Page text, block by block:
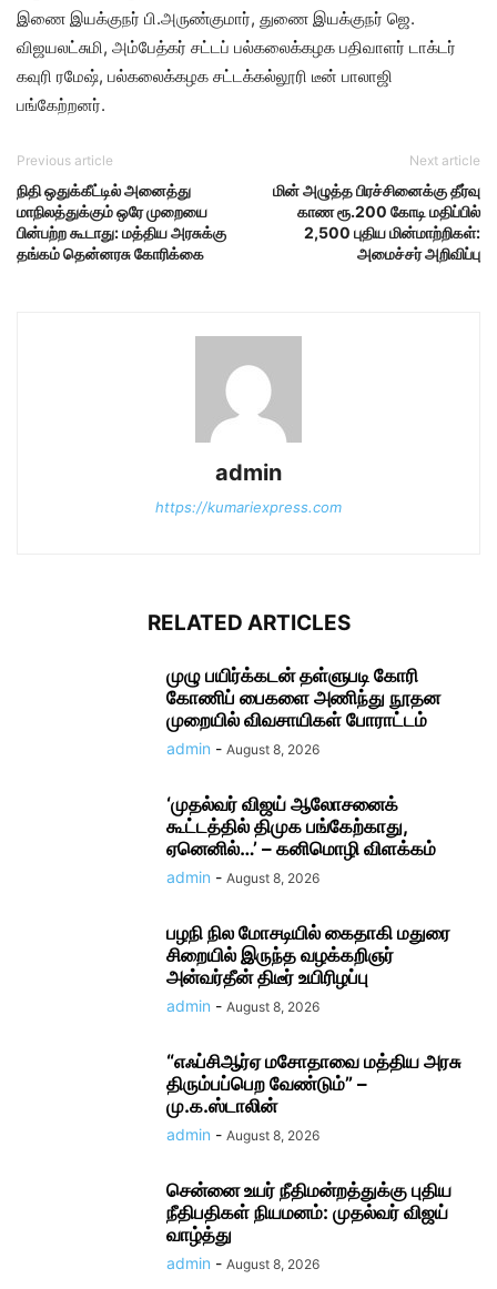
இணை இயக்குநர் பி.அருண்குமார், துணை இயக்குநர் ஜெ.
விஜயலட்சுமி, அம்பேத்கர் சட்டப் பல்கலைக்கழக பதிவாளர் டாக்டர்
கவுரி ரமேஷ், பல்கலைக்கழக சட்டக்கல்லூரி டீன் பாலாஜி
பங்கேற்றனர்.
Previous article
நிதி ஒதுக்கீட்டில் அனைத்து
மாநிலத்துக்கும் ஒரே முறையை
பின்பற்ற கூடாது: மத்திய அரசுக்கு
தங்கம் தென்னரசு கோரிக்கை
Next article
மின் அழுத்த பிரச்சினைக்கு தீர்வு
காண ரூ.200 கோடி மதிப்பில்
2,500 புதிய மின்மாற்றிகள்:
அமைச்சர் அறிவிப்பு
admin
https://kumariexpress.com
RELATED ARTICLES
முழு பயிர்க்கடன் தள்ளுபடி கோரி
கோணிப் பைகளை அணிந்து நூதன
முறையில் விவசாயிகள் போராட்டம்
admin - August 8, 2026
‘முதல்வர் விஜய் ஆலோசனைக்
கூட்டத்தில் திமுக பங்கேற்காது,
ஏனெனில்…’ – கனிமொழி விளக்கம்
admin - August 8, 2026
பழநி நில மோசடியில் கைதாகி மதுரை
சிறையில் இருந்த வழக்கறிஞர்
அன்வர்தீன் திடீர் உயிரிழப்பு
admin - August 8, 2026
“எஃப்சிஆர்ஏ மசோதாவை மத்திய அரசு
திரும்பப்பெற வேண்டும்” –
மு.க.ஸ்டாலின்
admin - August 8, 2026
சென்னை உயர் நீதிமன்றத்துக்கு புதிய
நீதிபதிகள் நியமனம்: முதல்வர் விஜய்
வாழ்த்து
admin - August 8, 2026